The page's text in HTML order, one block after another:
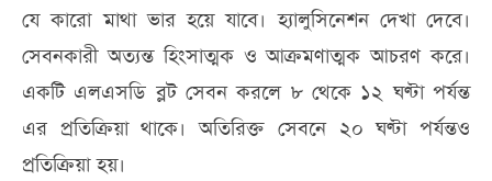
যে কারো মাথা ভার হয়ে যাবে। হ্যালুসিনেশন দেখা দেবে।
সেবনকারী অত্যন্ত হিংসাত্মক ও আক্রমণাত্মক আচরণ করে।
একটি এলএসডি ব্লট সেবন করলে ৮ থেকে ১২ ঘণ্টা পর্যন্ত
এর প্রতিক্রিয়া থাকে। অতিরিক্ত সেবনে ২০ ঘণ্টা পর্যন্তও
প্রতিক্রিয়া হয়।